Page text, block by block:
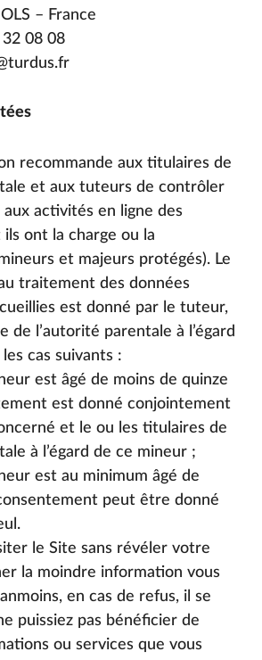
– France
32 08 08
recommande aux titulaires de
et aux tuteurs de contrôler
activités en ligne des
ont la charge ou la
et majeurs protégés). Le
traitement des données
est donné par le tuteur,
de l’autorité parentale à l’égard
cas suivants :
est âgé de moins de quinze
est donné conjointement
et le ou les titulaires de
à l’égard de ce mineur ;
est au minimum âgé de
peut être donné
le Site sans révéler votre
la moindre information vous
en cas de refus, il se
puissiez pas bénéficier de
ou services que vous